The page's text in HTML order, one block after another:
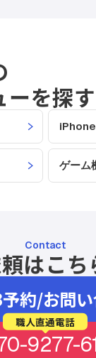
ーを探す
iPhone
ゲーム
Contact
はこち
約/お問
職人直通電話
9277-